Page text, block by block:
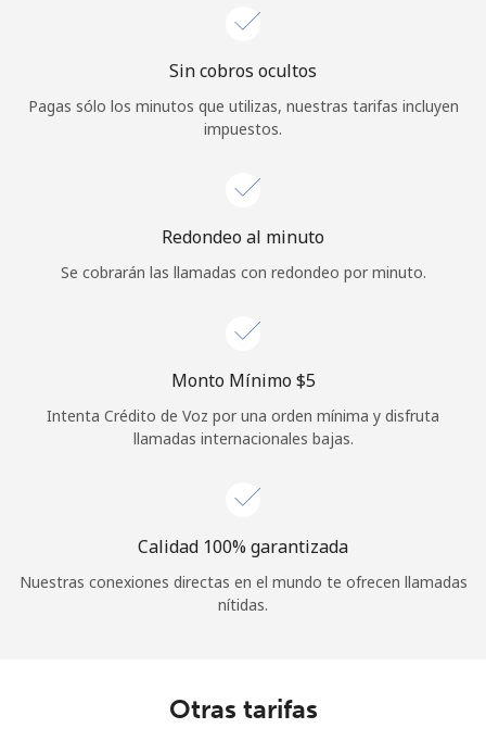
¿Olvidaste tu contraseña? →
Iniciar Sesión
Sin cobros ocultos
Pagas sólo los minutos que utilizas, nuestras tarifas incluyen
impuestos.
Redondeo al minuto
Se cobrarán las llamadas con redondeo por minuto.
Monto Mínimo ⁦$5⁩
Intenta Crédito de Voz por una orden mínima y disfruta
llamadas internacionales bajas.
Calidad 100% garantizada
Nuestras conexiones directas en el mundo te ofrecen llamadas
nítidas.
Otras tarifas